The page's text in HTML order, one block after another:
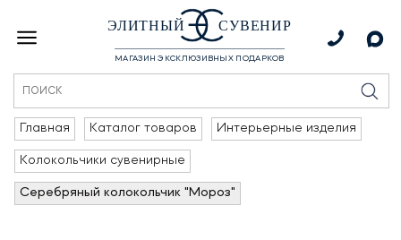
ЭЛИТНЫЙ СУВЕНИР
МАГАЗИН ЭКСКЛЮЗИВНЫХ ПОДАРКОВ
Главная Каталог товаров Интерьерные изделия
Колокольчики сувенирные
Серебряный колокольчик "Мороз"